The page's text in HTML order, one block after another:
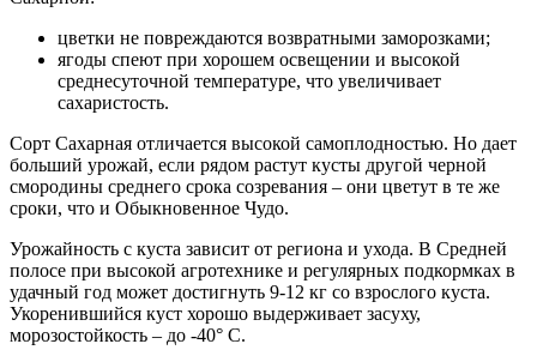
цветки не повреждаются возвратными заморозками;
ягоды спеют при хорошем освещении и высокой
среднесуточной температуре, что увеличивает
сахаристость.
Сорт Сахарная отличается высокой самоплодностью. Но дает
больший урожай, если рядом растут кусты другой черной
смородины среднего срока созревания – они цветут в те же
сроки, что и Обыкновенное Чудо.
Урожайность с куста зависит от региона и ухода. В Средней
полосе при высокой агротехнике и регулярных подкормках в
удачный год может достигнуть 9-12 кг со взрослого куста.
Укоренившийся куст хорошо выдерживает засуху,
морозостойкость – до -40° С.